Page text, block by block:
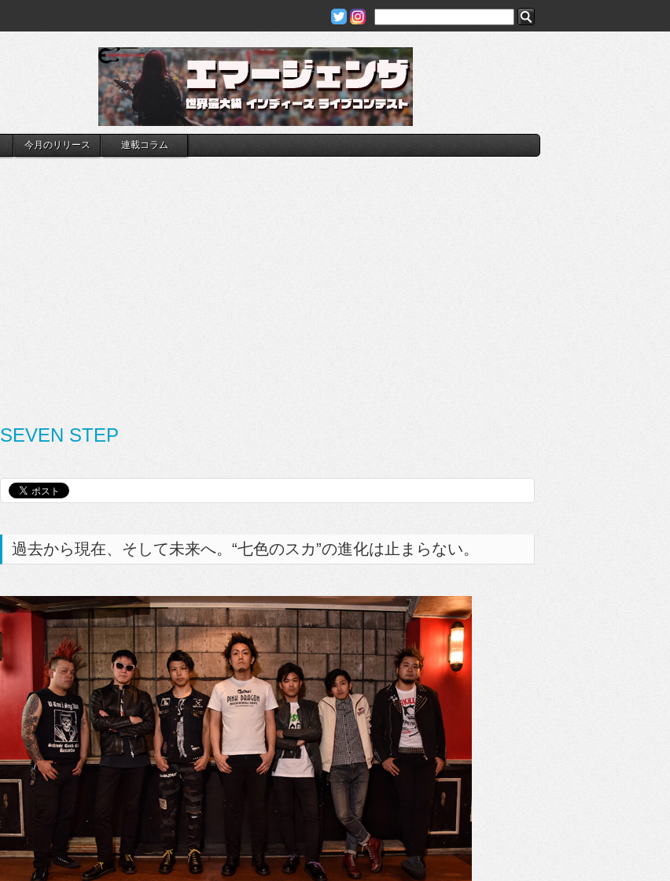
今月のリリース 連載コラム
SEVEN STEP
過去から現在、そして未来へ。“七色のスカ”の進化は止まらない。